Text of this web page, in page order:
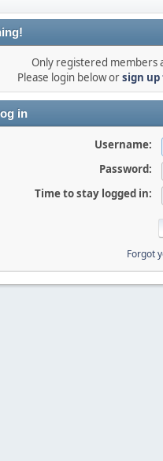
Only registered members
Please login below orsign up
in
Username:
Password:
Time to stay logged in:
Forgot